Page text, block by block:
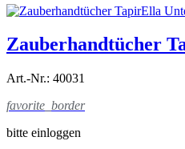
Zauberhandtücher
Art.-Nr.: 40031
favorite_border
bitte einloggen